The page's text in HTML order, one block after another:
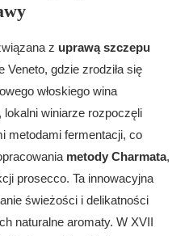
z uprawą szczepu
gdzie zrodziła się
włoskiego wina
winiarze rozpoczęli
metodami fermentacji, co
metody Charmata,
prosecco. Ta innowacyjna
świeżości i delikatności
naturalne aromaty. W XVII